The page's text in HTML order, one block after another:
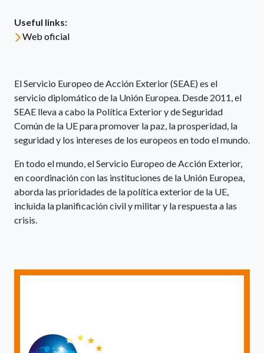
Useful links:
Web oficial
El Servicio Europeo de Acción Exterior (SEAE) es el
servicio diplomático de la Unión Europea. Desde 2011, el
SEAE lleva a cabo la Política Exterior y de Seguridad
Común de la UE para promover la paz, la prosperidad, la
seguridad y los intereses de los europeos en todo el mundo.
En todo el mundo, el Servicio Europeo de Acción Exterior,
en coordinación con las instituciones de la Unión Europea,
aborda las prioridades de la política exterior de la UE,
incluida la planificación civil y militar y la respuesta a las
crisis.